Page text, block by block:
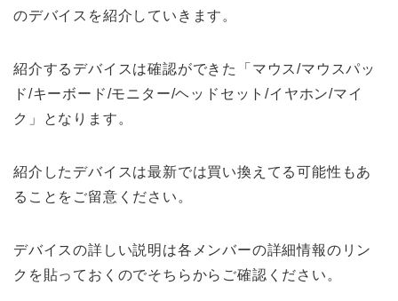
のデバイスを紹介していきます。
紹介するデバイスは確認ができた「マウス/マウスパッ
ド/キーボード/モニター/ヘッドセット/イヤホン/マイ
ク」となります。
紹介したデバイスは最新では買い換えてる可能性もあ
ることをご留意ください。
デバイスの詳しい説明は各メンバーの詳細情報のリン
クを貼っておくのでそちらからご確認ください。